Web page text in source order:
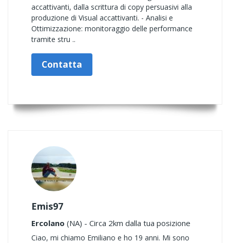
accattivanti, dalla scrittura di copy persuasivi alla
produzione di Visual accattivanti. - Analisi e
Ottimizzazione: monitoraggio delle performance
tramite stru ..
Contatta
Emis97
Ercolano (NA) - Circa 2km dalla tua posizione
Ciao, mi chiamo Emiliano e ho 19 anni. Mi sono